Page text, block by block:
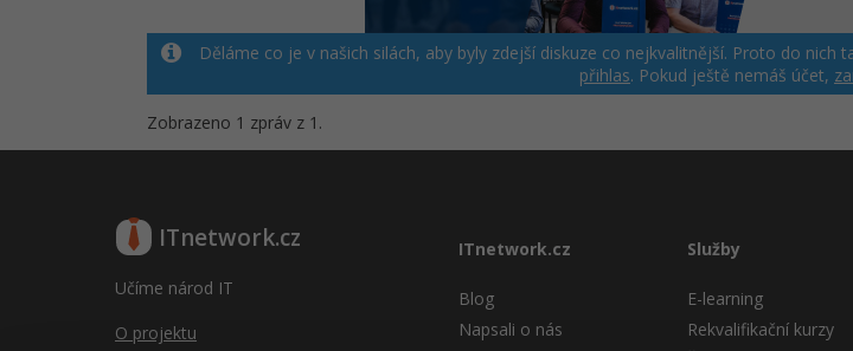
Děláme co je v našich silách, aby byly zdejší diskuze co nejkvalitnější. Proto do
přihlas. Pokud ještě nemáš účet,
Zobrazeno 1 zpráv z 1.
ITnetwork.cz
Učíme národ IT
O projektu
ITnetwork.cz
Blog
Napsali o nás
Služby
E-learning
Rekvalifikační kurzy